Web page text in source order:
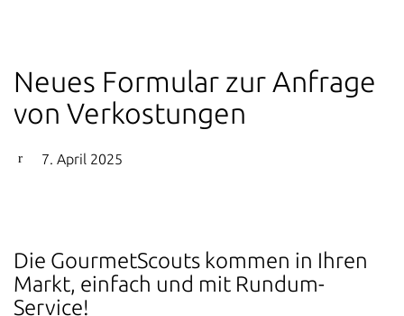
Neues Formular zur Anfrage
von Verkostungen
7. April 2025
Die GourmetScouts kommen in Ihren
Markt, einfach und mit Rundum-
Service!